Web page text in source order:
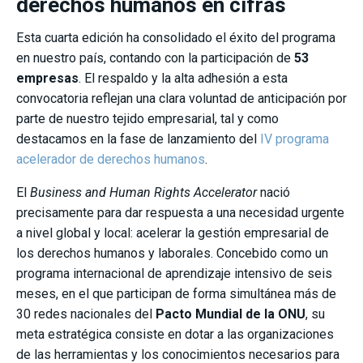
derechos humanos en cifras
Esta cuarta edición ha consolidado el éxito del programa
en nuestro país, contando con la participación de 53
empresas. El respaldo y la alta adhesión a esta
convocatoria reflejan una clara voluntad de anticipación por
parte de nuestro tejido empresarial, tal y como
destacamos en la fase de lanzamiento del IV programa
acelerador de derechos humanos.
El Business and Human Rights Acceleratornació
precisamente para dar respuesta a una necesidad urgente
a nivel global y local: acelerar la gestión empresarial de
los derechos humanos y laborales. Concebido como un
programa internacional de aprendizaje intensivo de seis
meses, en el que participan de forma simultánea más de
30 redes nacionales del Pacto Mundial de la ONU, su
meta estratégica consiste en dotar a las organizaciones
de las herramientas y los conocimientos necesarios para